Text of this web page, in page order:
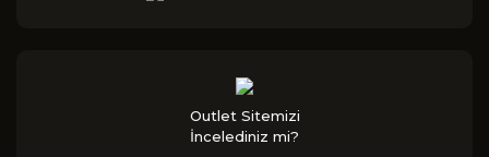
Outlet Sitemizi
İncelediniz mi?